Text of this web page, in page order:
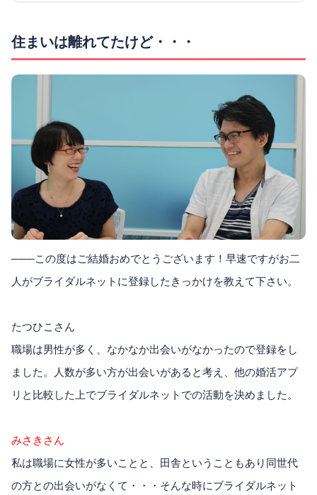
住まいは離れてたけど・・・
───この度はご結婚おめでとうございます！早速ですがお二
人がブライダルネットに登録したきっかけを教えて下さい。
たつひこさん
職場は男性が多く、なかなか出会いがなかったので登録をし
ました。人数が多い方が出会いがあると考え、他の婚活アプ
リと比較した上でブライダルネットでの活動を決めました。
みさきさん
私は職場に女性が多いことと、田舎ということもあり同世代
の方との出会いがなくて・・・そんな時にブライダルネット